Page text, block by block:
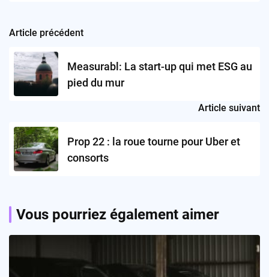
Post
navigation
Article précédent
Measurabl: La start-up qui met ESG au
pied du mur
Article suivant
Prop 22 : la roue tourne pour Uber et
consorts
Vous pourriez également aimer